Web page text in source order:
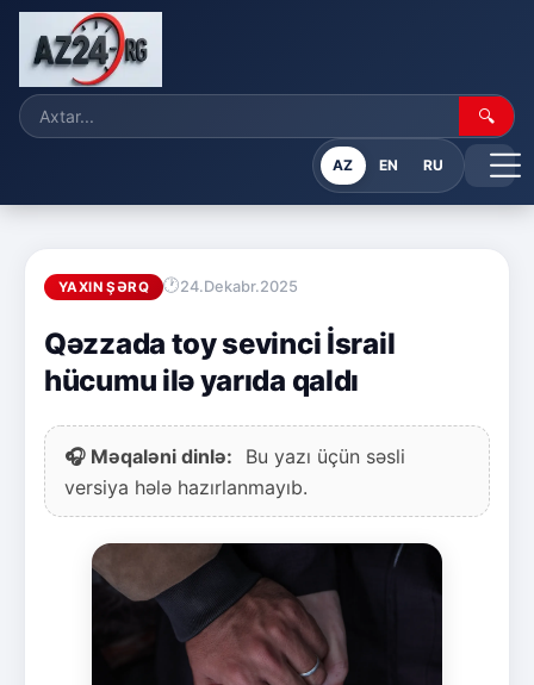
🔍
AZ EN RU
YAXIN ŞƏRQ 24.Dekabr.2025
Qəzzada toy sevinci İsrail
hücumu ilə yarıda qaldı
🎧 Məqaləni dinlə:
Bu yazı üçün səsli
versiya hələ hazırlanmayıb.